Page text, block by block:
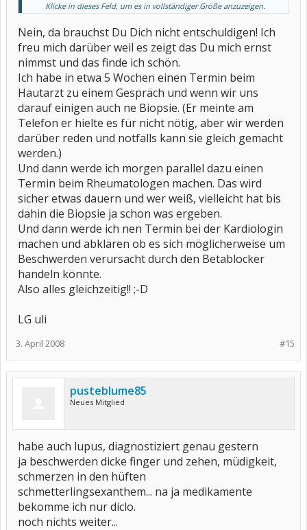
Entschuldige,die ganzen Fragen ....
Liebe grüße
Klicke in dieses Feld, um es in vollständiger Größe anzuzeigen.
Nein, da brauchst Du Dich nicht entschuldigen! Ich
freu mich darüber weil es zeigt das Du mich ernst
nimmst und das finde ich schön.
Ich habe in etwa 5 Wochen einen Termin beim
Hautarzt zu einem Gespräch und wenn wir uns
darauf einigen auch ne Biopsie. (Er meinte am
Telefon er hielte es für nicht nötig, aber wir werden
darüber reden und notfalls kann sie gleich gemacht
werden.)
Und dann werde ich morgen parallel dazu einen
Termin beim Rheumatologen machen. Das wird
sicher etwas dauern und wer weiß, vielleicht hat bis
dahin die Biopsie ja schon was ergeben.
Und dann werde ich nen Termin bei der Kardiologin
machen und abklären ob es sich möglicherweise um
Beschwerden verursacht durch den Betablocker
handeln könnte.
Also alles gleichzeitig!! ;-D
LG uli
#15
3. April 2008
pusteblume85
Neues Mitglied
habe auch lupus, diagnostiziert genau gestern
ja beschwerden dicke finger und zehen, müdigkeit,
schmerzen in den hüften
schmetterlingsexanthem... na ja medikamente
bekomme ich nur diclo.
noch nichts weiter...